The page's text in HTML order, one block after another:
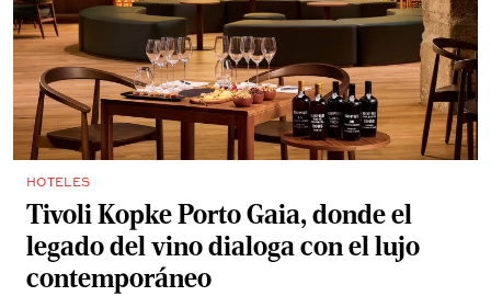
HOTELES
Tivoli Kopke Porto Gaia, donde el
legado del vino dialoga con el lujo
contemporáneo